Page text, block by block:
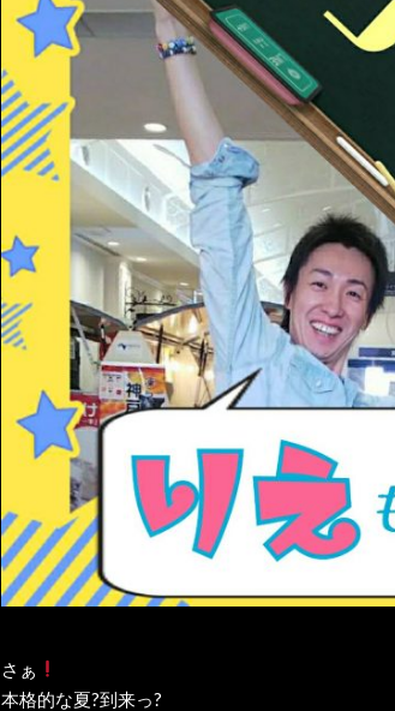
さぁ
本格的な夏?到来っ?